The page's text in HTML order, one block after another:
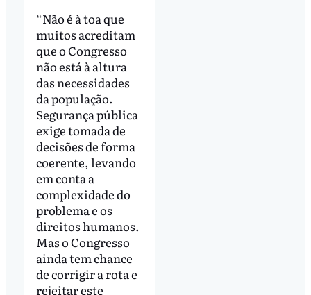
“Não é à toa que
muitos acreditam
que o Congresso
não está à altura
das necessidades
da população.
Segurança pública
exige tomada de
decisões de forma
coerente, levando
em conta a
complexidade do
problema e os
direitos humanos.
Mas o Congresso
ainda tem chance
de corrigir a rota e
rejeitar este